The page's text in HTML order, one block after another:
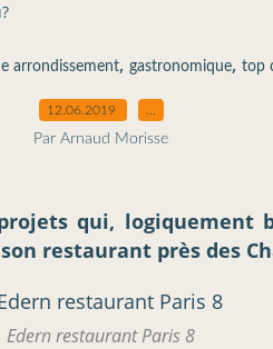
arrondissement, gastronomique, top
12.06.2019
Par Arnaud Morisse
qui,
restaurant près des
Edern restaurant Paris 8